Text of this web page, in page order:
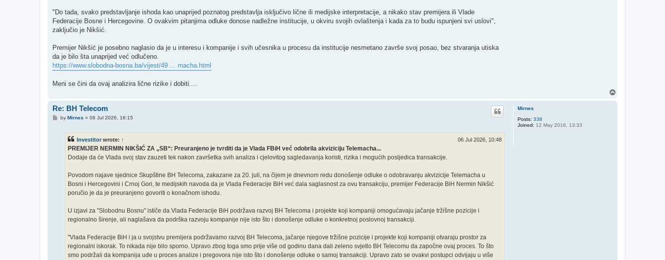
"Do tada, svako predstavljanje ishoda kao unaprijed poznatog predstavlja isključivo lične ili medijske interpretacije, a nikako stav premijera ili Vlade
Federacije Bosne i Hercegovine. O ovakvim pitanjima odluke donose nadležne institucije, u okviru svojih ovlaštenja i kada za to budu ispunjeni svi uslovi",
zaključio je Nikšić.
Premijer Nikšić je posebno naglasio da je u interesu i kompanije i svih učesnika u procesu da institucije nesmetano završe svoj posao, bez stvaranja utiska
da je bilo šta unaprijed već odlučeno.
https://www.slobodna-bosna.ba/vijest/49 ... macha.html
Meni se čini da ovaj analizira lične rizike i dobiti....
Mirnes
Posts: 338
Joined: 12 May 2016, 13:33
Re: BH Telecom
Pby Mirnes » 06 Jul 2026, 16:15
Investitor wrote: ↑ 06 Jul 2026, 10:48
PREMIJER NERMIN NIKŠIĆ ZA „SB“: Preuranjeno je tvrditi da je Vlada FBiH već odobrila akviziciju Telemacha...
Dodaje da će Vlada svoj stav zauzeti tek nakon završetka svih analiza i cjelovitog sagledavanja koristi, rizika i mogućih posljedica transakcije.
Povodom najave sjednice Skupštine BH Telecoma, zakazane za 20. juli, na čijem je dnevnom redu donošenje odluke o odobravanju akvizicije Telemacha u
Bosni i Hercegovini i Crnoj Gori, te medijskih navoda da je Vlada Federacije BiH već dala saglasnost za ovu transakciju, premijer Federacije BiH Nermin Nikšić
poručio je da je preuranjeno govoriti o konačnom ishodu.
U izjavi za "Slobodnu Bosnu" ističe da Vlada Federacije BiH podržava razvoj BH Telecoma i projekte koji kompaniji omogućavaju jačanje tržišne pozicije i
regionalno širenje, ali naglašava da podrška razvoju kompanije nije isto što i donošenje odluke o konkretnoj poslovnoj transakciji.
"Vlada Federacije BiH i ja u svojstvu premijera podržavamo razvoj BH Telecoma, jačanje njegove tržišne pozicije i projekte koji kompaniji otvaraju prostor za
regionalni iskorak. To nikada nije bilo sporno. Upravo zbog toga smo prije više od godinu dana dali zeleno svjetlo BH Telecomu da započne ovaj proces. To što
smo podržali da kompanija uđe u proces analize i pregovora nije isto što i donošenje odluke o samoj transakciji. Upravo zato se ovakvi postupci odvijaju u više